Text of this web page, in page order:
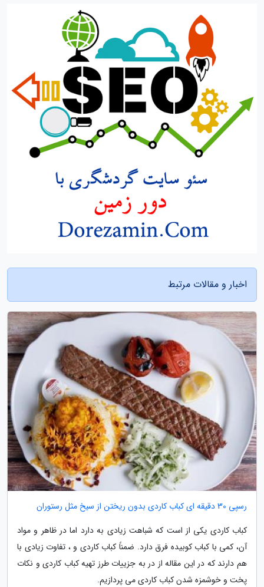
اخبار و مقالات مرتبط
رسپی 30 دقیقه ای کباب کاردی بدون ریختن از سیخ مثل رستوران
کباب کاردی یکی از است که شباهت زیادی به دارد اما در ظاهر و مواد
آن، کمی با کباب کوبیده فرق دارد. ضمناً کباب کاردی و ، تفاوت زیادی با
هم دارند که در این مقاله از در به جزییات طرز تهیه کباب کاردی و نکات
پخت و خوشمزه شدن کباب کاردی می پردازیم.